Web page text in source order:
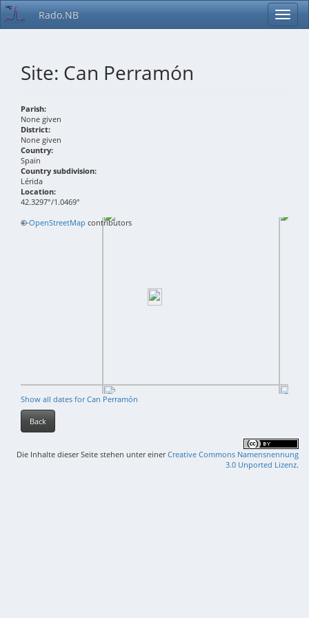
Rado.NB
Site: Can Perramón
Parish:
None given
District:
None given
Country:
Spain
Country subdivision:
Lérida
Location:
42.3297°/1.0469°
+−
©OpenStreetMap contributors
Show all dates for Can Perramón
Back
Die Inhalte dieser Seite stehen unter einerCreative Commons Namensnennung
3.0 Unported Lizenz.